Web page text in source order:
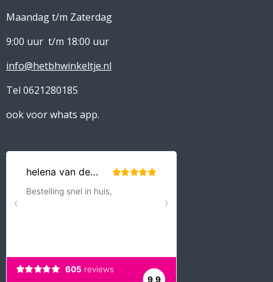
Maandag t/m Zaterdag
9:00 uur t/m 18:00 uur
info@hetbhwinkeltje.nl
Tel 0621280185
ook voor whats app.